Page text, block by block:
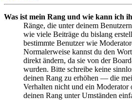
Was ist mein Rang und wie kann ich
Ränge, die unter deinem
wie viele Beiträge du bislang
bestimmte Benutzer wie
Normalerweise kannst du den
direkt ändern, da sie von der
wurden. Bitte schreibe keine
deinen Rang zu erhöhen — die
Verhalten nicht und ein
deinen Rang unter Umständen